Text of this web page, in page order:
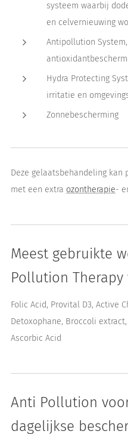
systeem waarbij
en celvernieuwing
Antipollution
Hydra Protecting
irritatie en
Zonnebescherming
Deze gelaatsbehandeling kan
met een extra ozontherapie-
Meest gebruikte
Pollution Therapy
Folic Acid, Provital D3, Active
Detoxophane, Broccoli
Ascorbic Acid
Anti Pollution
dagelijkse